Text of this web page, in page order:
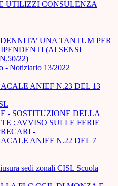
UTILIZZI CONSULENZA
UNA TANTUM PER
(AI SENSI
22)
- Notiziario 13/2022
ANIEF N.23 DEL 13
- SOSTITUZIONE DELLA
: AVVISO SULLE FERIE
-
ANIEF N.22 DEL 7
sedi zonali CISL Scuola